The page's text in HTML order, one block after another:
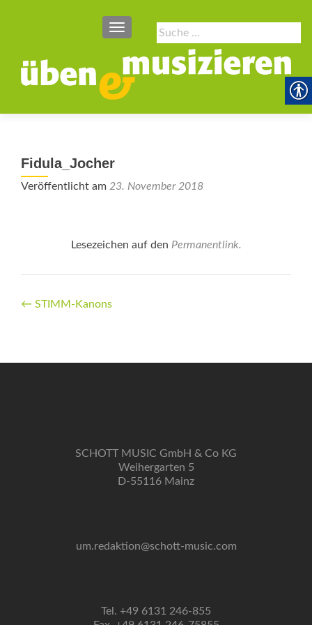
Suche
nach:
SCHALTE NAVIGATION
Fidula_Jocher
Veröffentlicht am 23. November 2018
Lesezeichen auf den Permanentlink.
Beitrags-
← STIMM-Kanons
SCHOTT MUSIC GmbH & Co KG
Weihergarten 5
D-55116 Mainz
um.redaktion@schott-music.com
Tel. +49 6131 246-855